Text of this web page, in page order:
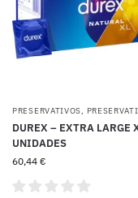
PRESERVATIVOS,
DUREX – EXTRA LARGE
UNIDADES
60,44 €